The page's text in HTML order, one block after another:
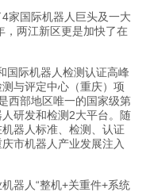
家国际机器人巨头及一大
，两江新区更是加快了在
国际机器人检测认证高峰
与评定中心（重庆）项
西部地区唯一的国家级第
研发和检测2大平台。随
器人标准、检测、认证
市机器人产业发展注入
器人“整机+关重件+系统